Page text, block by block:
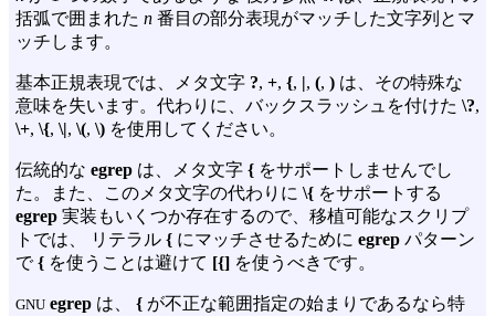
括弧で囲まれた n 番目の部分表現がマッチした文字列とマ
ッチします。
基本正規表現では、メタ文字 ?, +, {, |, (, ) は、その特殊な
意味を失います。代わりに、バックスラッシュを付けた \?,
\+, \{, \|, \(, \) を使用してください。
伝統的な egrep は、メタ文字 { をサポートしませんでし
た。また、このメタ文字の代わりに \{ をサポートする
egrep 実装もいくつか存在するので、移植可能なスクリプ
トでは、 リテラル { にマッチさせるために egrep パターン
で{ を使うことは避けて [{] を使うべきです。
GNU egrep は、 { が不正な範囲指定の始まりであるなら特